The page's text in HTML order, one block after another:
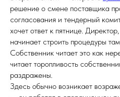
решение о смене поставщика
согласования и тендерный
хочет ответ к пятнице.
начинает строить процедуры
Собственник читает это как
читает торопливость
раздражены.
Здесь обычно возникает